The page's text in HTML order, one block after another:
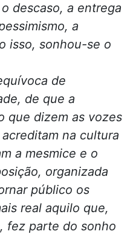
descaso, a entrega
a
isso, sonhou-se o
de
de que a
que dizem as vozes
na cultura
a mesmice e o
organizada
público os
real aquilo que,
fez parte do sonho